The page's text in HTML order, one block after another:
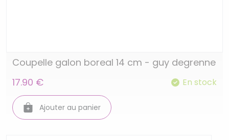
Coupelle galon boreal 14 cm - guy degrenne
17.90 €
En stock
Ajouter au panier